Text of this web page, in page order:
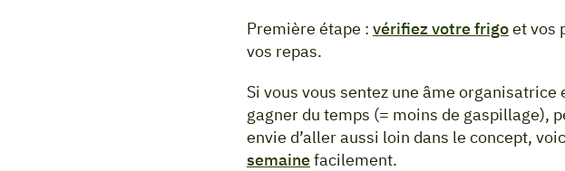
Première étape : vérifiez votre frigoet vos
vos repas.
Si vous vous sentez une âme
gagner du temps (= moins de gaspillage),
envie d’aller aussi loin dans le concept,
semainefacilement.